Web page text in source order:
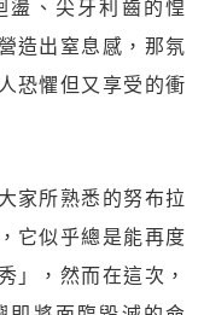
盪、尖牙利齒的惶
造出窒息感，那氛
恐懼但又享受的衝
家所熟悉的努布拉
它似乎總是能再度
」，然而在這次，